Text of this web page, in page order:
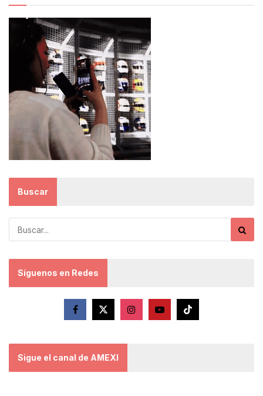
Buscar
Síguenos en Redes
Sigue el canal de AMEXI